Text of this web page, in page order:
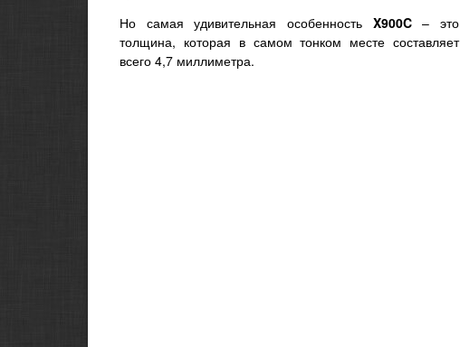
Но самая удивительная особенность X900C– это
толщина, которая в самом тонком месте составляет
всего 4,7 миллиметра.